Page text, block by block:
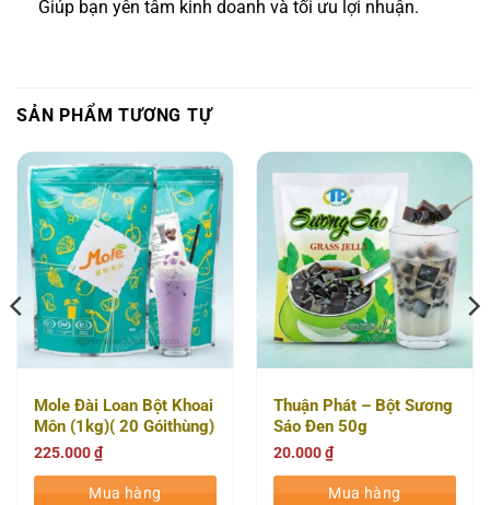
Giúp bạn yên tâm kinh doanh và tối ưu lợi nhuận.
SẢN PHẨM TƯƠNG TỰ
Mole Đài Loan Bột Khoai
Môn (1kg)( 20 Góithùng)
225.000₫
Mua hàng
Thuận Phát – Bột Sương
Sáo Đen 50g
20.000₫
Mua hàng